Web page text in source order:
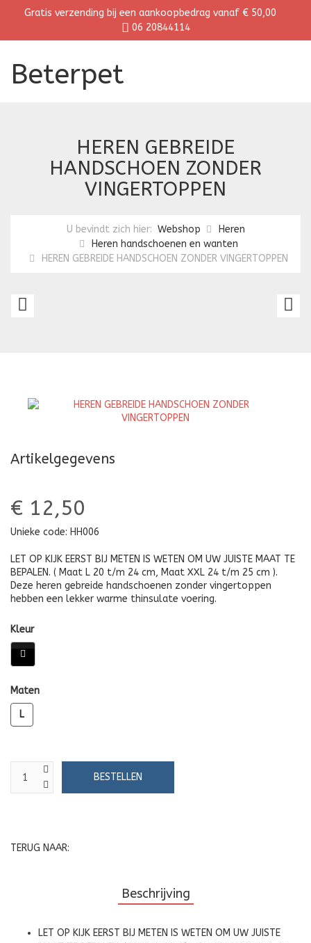
Gratis verzending bij een aankoopbedrag vanaf € 50,00
06 20844114
Beterpet
HEREN GEBREIDE
HANDSCHOEN ZONDER
VINGERTOPPEN
U bevindt zich hier: Webshop
Heren
Heren handschoenen en wanten
HEREN GEBREIDE HANDSCHOEN ZONDER VINGERTOPPEN
Artikelgegevens
€ 12,50
Unieke code: HH006
LET OP KIJK EERST BIJ METEN IS WETEN OM UW JUISTE MAAT TE
BEPALEN. ( Maat L 20 t/m 24 cm, Maat XXL 24 t/m 25 cm ).
Deze heren gebreide handschoenen zonder vingertoppen
hebben een lekker warme thinsulate voering.
Kleur
Maten
L
TERUG NAAR:
Beschrijving
LET OP KIJK EERST BIJ METEN IS WETEN OM UW JUISTE